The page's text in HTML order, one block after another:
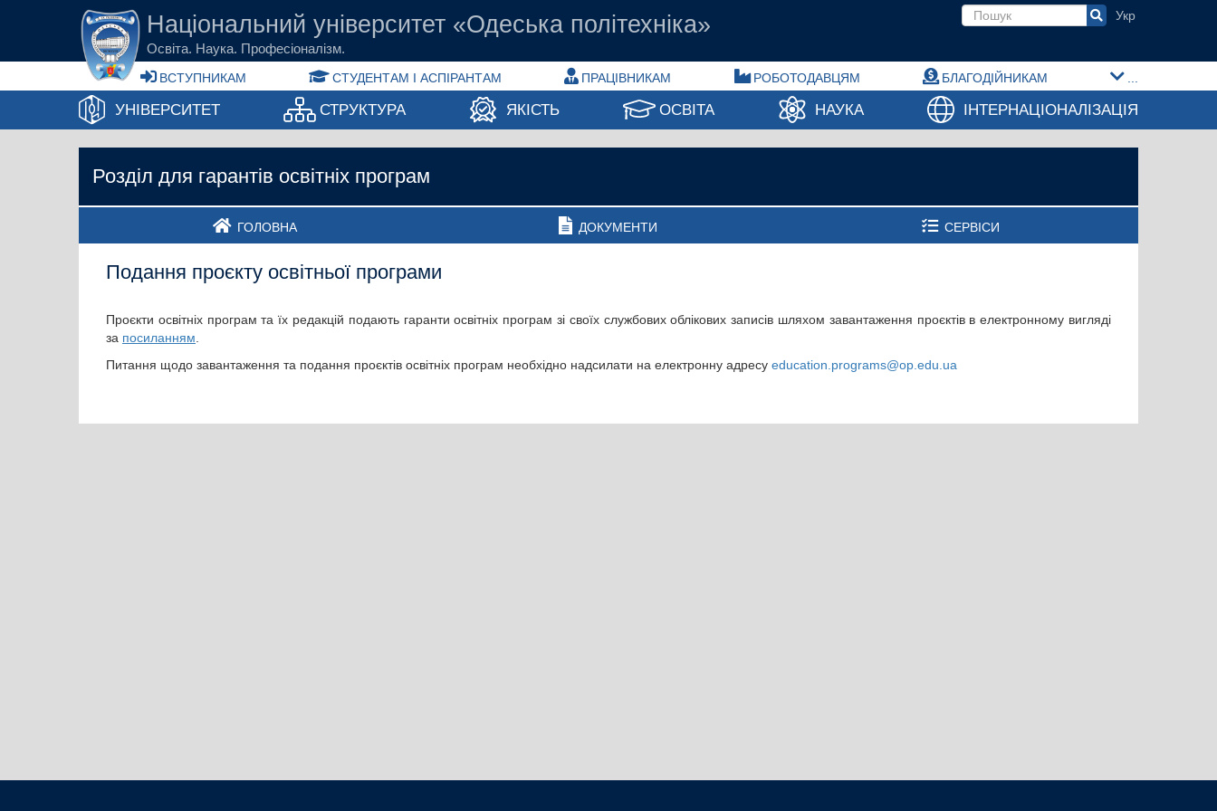
Перейти до основного вмісту
Національний університет «Одеська політехніка»
Освіта. Наука. Професіоналізм.
Пошукова форма
ВСТУПНИКАМ СТУДЕНТАМ І АСПІРАНТАМ ПРАЦІВНИКАМ РОБОТОДАВЦЯМ БЛАГОДІЙНИКАМ
УНІВЕРСИТЕТ СТРУКТУРА ЯКІСТЬ ОСВІТА НАУКА ІНТЕРНАЦІОНАЛІЗАЦІЯ
Розділ для гарантів освітніх програм
ГОЛОВНА ДОКУМЕНТИ СЕРВІСИ
Подання проєкту освітньої програми
Проєкти освітніх програм та їх редакцій подають гаранти освітніх програм зі своїх службових облікових записів шляхом завантаження проєктів в електронному вигляді
за посиланням
Питання щодо завантаження та подання проєктів освітніх програм необхідно надсилати на електронну адресу education.programs@op.edu.ua